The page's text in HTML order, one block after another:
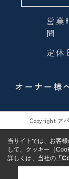
営業
間
定休
オーナー様
Copyright ア
当サイトでは、お客
して、クッキー（
詳しくは、当社の 「